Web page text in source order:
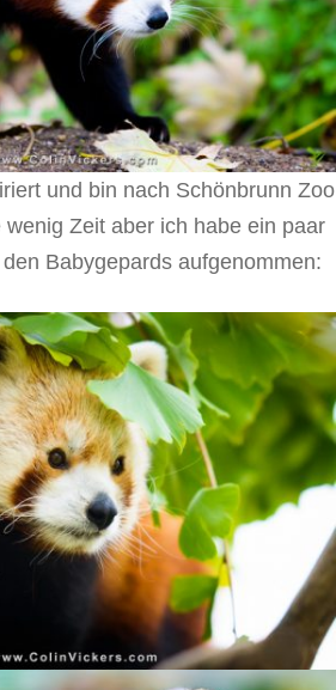
und bin nach Schönbrunn Zoo
Zeit aber ich habe ein paar
Babygepards aufgenommen: